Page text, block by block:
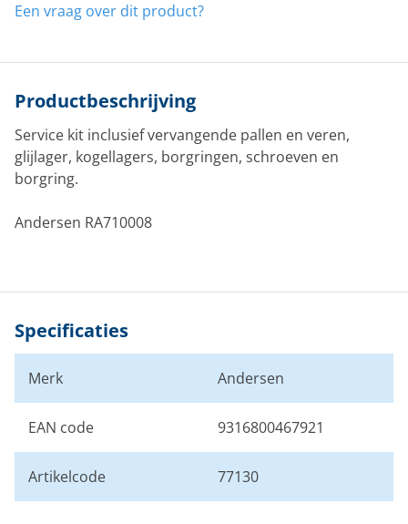
Een vraag over dit product?
Productbeschrijving
Service kit inclusief vervangende pallen en veren,
glijlager, kogellagers, borgringen, schroeven en
borgring.
Andersen RA710008
Specificaties
Merk Andersen
EAN code 9316800467921
Artikelcode 77130